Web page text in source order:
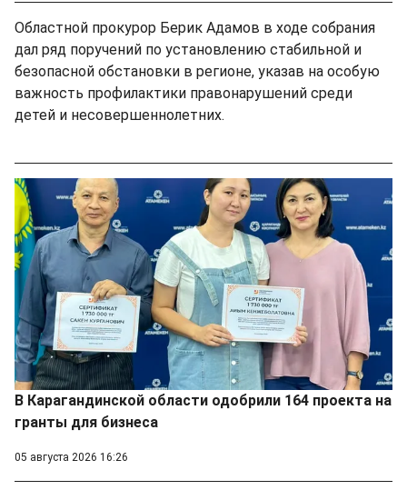
Областной прокурор Берик Адамов в ходе собрания
дал ряд поручений по установлению стабильной и
безопасной обстановки в регионе, указав на особую
важность профилактики правонарушений среди
детей и несовершеннолетних.
В Карагандинской области одобрили 164 проекта на
гранты для бизнеса
05 августа 2026 16:26